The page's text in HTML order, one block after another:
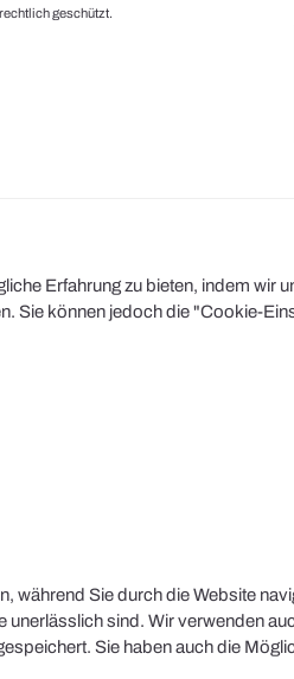
geschützt.
Erfahrung zu bieten, indem wir
Sie können jedoch die "Cookie-
während Sie durch die Website
sind. Wir verwenden
Sie haben auch die